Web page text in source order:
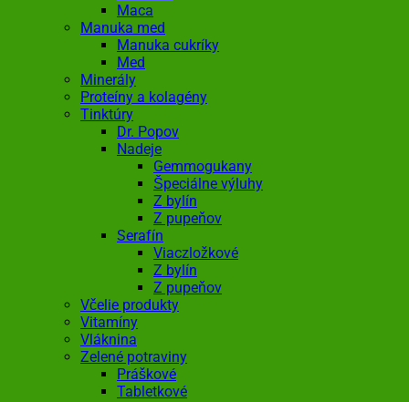
Maca
Manuka med
Manuka cukríky
Med
Minerály
Proteíny a kolagény
Tinktúry
Dr. Popov
Nadeje
Gemmogukany
Špeciálne výluhy
Z bylín
Z pupeňov
Serafín
Viaczložkové
Z bylín
Z pupeňov
Včelie produkty
Vitamíny
Vláknina
Zelené potraviny
Práškové
Tabletkové